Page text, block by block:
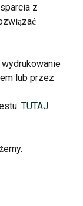
z
lub przez
TUTAJ